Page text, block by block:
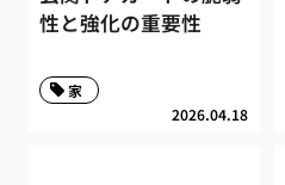
性と強化の重要性
2026.04.18
家